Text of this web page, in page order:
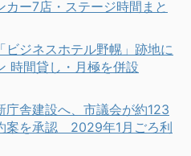
カー7店・ステージ時間まと
ビジネスホテル野幌」跡地に
時間貸し・月極を併設
庁舎建設へ、市議会が約123
案を承認 2029年1月ごろ利